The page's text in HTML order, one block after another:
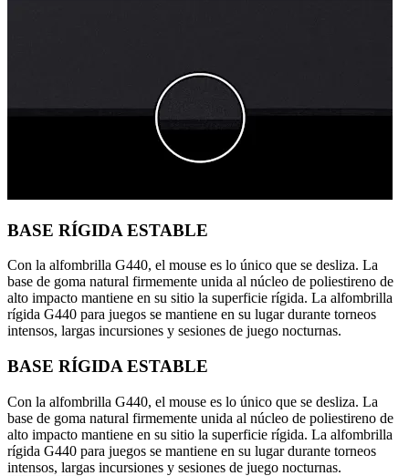
BASE RÍGIDA ESTABLE
Con la alfombrilla G440, el mouse es lo único que se desliza. La
base de goma natural firmemente unida al núcleo de poliestireno de
alto impacto mantiene en su sitio la superficie rígida. La alfombrilla
rígida G440 para juegos se mantiene en su lugar durante torneos
intensos, largas incursiones y sesiones de juego nocturnas.
BASE RÍGIDA ESTABLE
Con la alfombrilla G440, el mouse es lo único que se desliza. La
base de goma natural firmemente unida al núcleo de poliestireno de
alto impacto mantiene en su sitio la superficie rígida. La alfombrilla
rígida G440 para juegos se mantiene en su lugar durante torneos
intensos, largas incursiones y sesiones de juego nocturnas.